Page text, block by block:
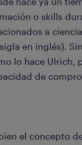
o skills
a
en inglés).
lo hace Ulrich,
de
el concepto